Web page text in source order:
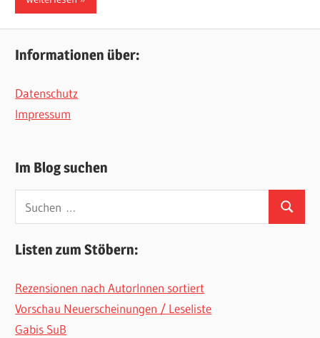
Informationen über:
Datenschutz
Impressum
Im Blog suchen
nach:
Suchen
Listen zum Stöbern:
Rezensionen nach AutorInnen sortiert
Vorschau Neuerscheinungen / Leseliste
Gabis SuB